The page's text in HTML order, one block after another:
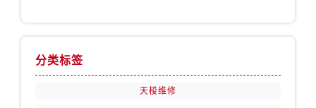
分类标签
天梭维修